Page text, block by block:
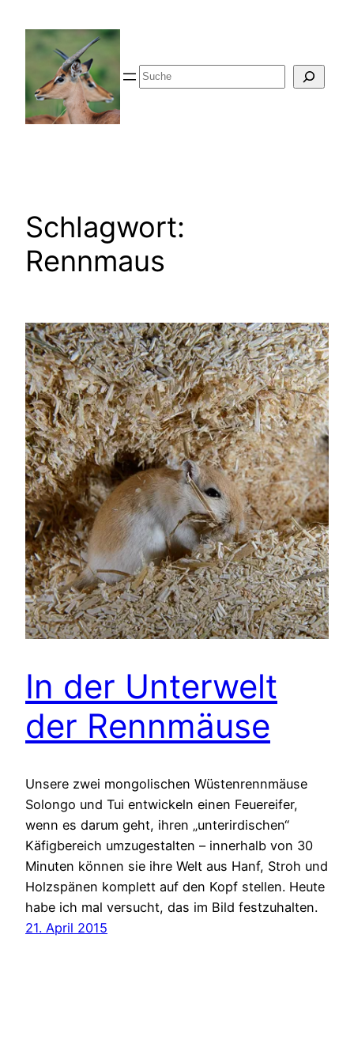
springen
Suche
Schlagwort:
Rennmaus
In der Unterwelt
der Rennmäuse
Unsere zwei mongolischen Wüstenrennmäuse
Solongo und Tui entwickeln einen Feuereifer,
wenn es darum geht, ihren „unterirdischen“
Käfigbereich umzugestalten – innerhalb von 30
Minuten können sie ihre Welt aus Hanf, Stroh und
Holzspänen komplett auf den Kopf stellen. Heute
habe ich mal versucht, das im Bild festzuhalten.
21. April 2015